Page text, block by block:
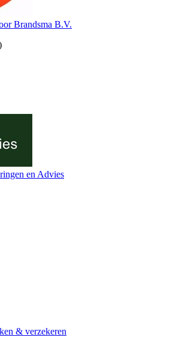
Brandsma B.V.
en Advies
& verzekeren